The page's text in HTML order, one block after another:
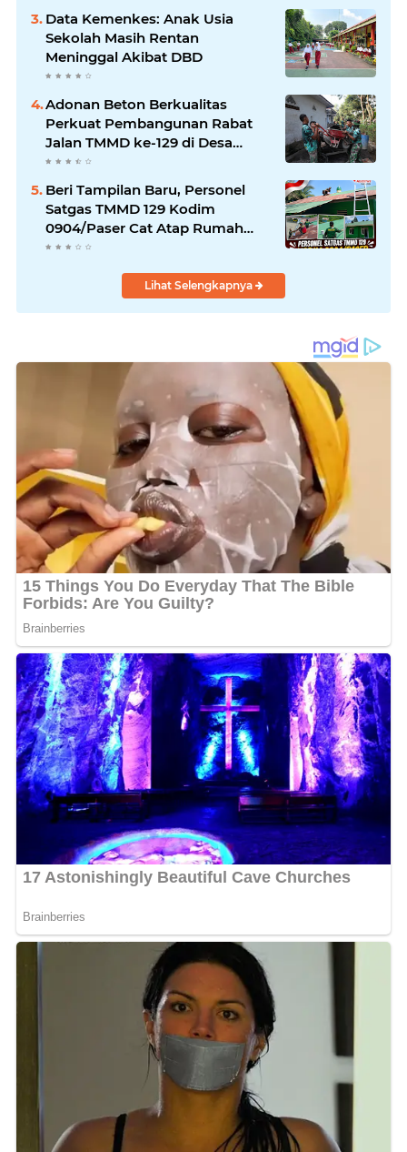
Data Kemenkes: Anak Usia
Sekolah Masih Rentan
Meninggal Akibat DBD
Adonan Beton Berkualitas
Perkuat Pembangunan Rabat
Jalan TMMD ke-129 di Desa
Ledoktempuro
Beri Tampilan Baru, Personel
Satgas TMMD 129 Kodim
0904/Paser Cat Atap Rumah
Marbot
Lihat Selengkapnya